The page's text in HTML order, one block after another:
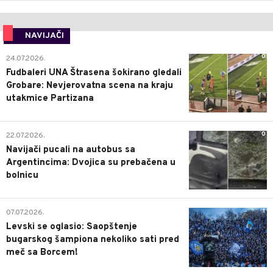
NAVIJAČI
0
24.07.2026.
Fudbaleri UNA Štrasena šokirano gledali
Grobare: Nevjerovatna scena na kraju
utakmice Partizana
0
22.07.2026.
Navijači pucali na autobus sa
Argentincima: Dvojica su prebačena u
bolnicu
1
07.07.2026.
Levski se oglasio: Saopštenje
bugarskog šampiona nekoliko sati pred
meč sa Borcem!